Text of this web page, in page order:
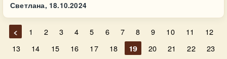
Светлана, 18.10.2024
< 1 2 3 4 5 6 7 8 9 10 11
12
13
14 15 16 17 18 19 20 21 22
23